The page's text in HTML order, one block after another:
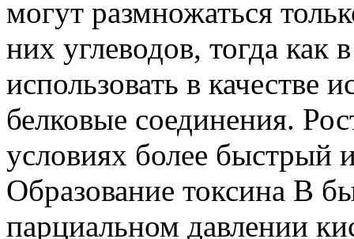
могут размножаться
них углеводов, тогда
использовать в качестве
белковые соединения.
условиях более быстрый
Образование токсина В
парциальном давлении